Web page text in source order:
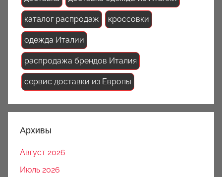
каталог распродаж кроссовки
одежда Италии
распродажа брендов Италия
сервис доставки из Европы
Архивы
Август 2026
Июль 2026